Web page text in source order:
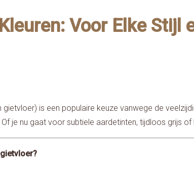
Voor Elke Stijl
gietvloer) is een populaire keuze vanwege de
je nu gaat voor subtiele aardetinten, tijdloos grijs